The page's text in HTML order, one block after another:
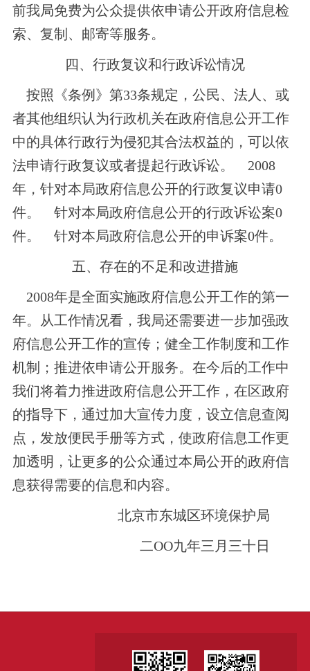
前我局免费为公众提供依申请公开政府信息检
索、复制、邮寄等服务。
四、行政复议和行政诉讼情况
按照《条例》第33条规定，公民、法人、或
者其他组织认为行政机关在政府信息公开工作
中的具体行政行为侵犯其合法权益的，可以依
法申请行政复议或者提起行政诉讼。
2008
年，针对本局政府信息公开的行政复议申请0
件。
针对本局政府信息公开的行政诉讼案0
件。
针对本局政府信息公开的申诉案0件。
五、存在的不足和改进措施
2008年是全面实施政府信息公开工作的第一
年。从工作情况看，我局还需要进一步加强政
府信息公开工作的宣传；健全工作制度和工作
机制；推进依申请公开服务。在今后的工作中
我们将着力推进政府信息公开工作，在区政府
的指导下，通过加大宣传力度，设立信息查阅
点，发放便民手册等方式，使政府信息工作更
加透明，让更多的公众通过本局公开的政府信
息获得需要的信息和内容。
北京市东城区环境保护局
二ОО九年三月三十日